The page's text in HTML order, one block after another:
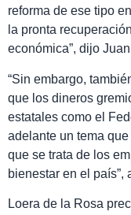
reforma de ese tipo
la pronta
económica”, dijo
“Sin embargo,
que los dineros
estatales como el
adelante un tema
que se trata de los
bienestar en el país”,
Loera de la Rosa